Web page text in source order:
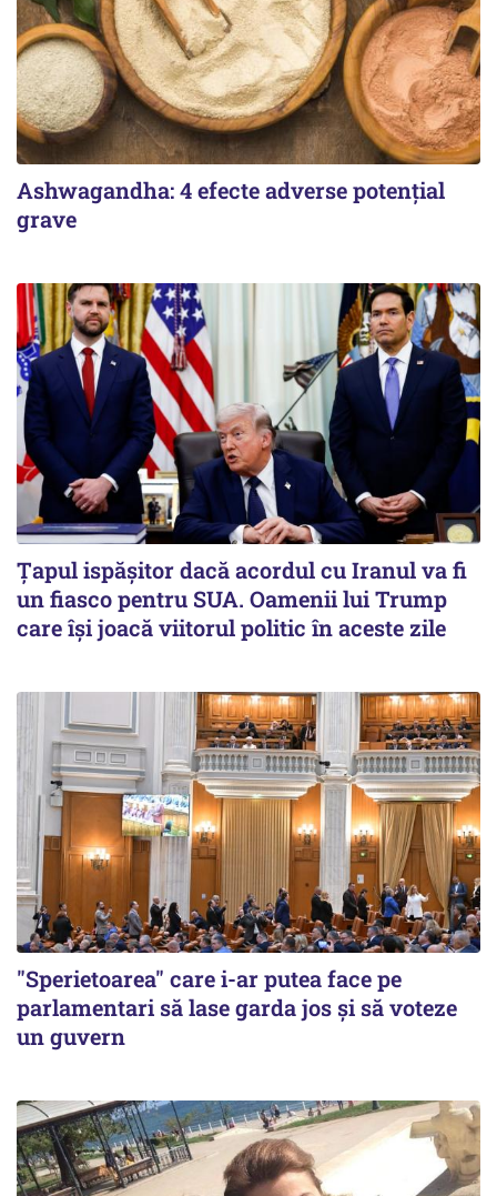
Ashwagandha: 4 efecte adverse potențial
grave
Țapul ispășitor dacă acordul cu Iranul va fi
un fiasco pentru SUA. Oamenii lui Trump
care își joacă viitorul politic în aceste zile
"Sperietoarea" care i-ar putea face pe
parlamentari să lase garda jos și să voteze
un guvern